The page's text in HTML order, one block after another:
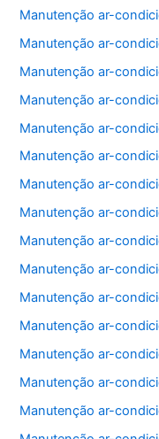
Manutenção ar-
Manutenção ar-
Manutenção ar-
Manutenção ar-
Manutenção ar-
Manutenção ar-
Manutenção ar-
Manutenção ar-
Manutenção ar-
Manutenção ar-
Manutenção ar-
Manutenção ar-
Manutenção ar-
Manutenção ar-
Manutenção ar-